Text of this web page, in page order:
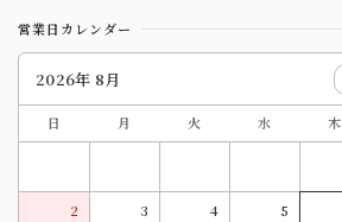
営業日カレンダー
2026年 8月
日 月 火 水 木
2 3 4 5